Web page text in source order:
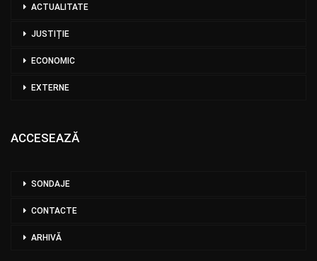
ACTUALITATE
JUSTIȚIE
ECONOMIC
EXTERNE
ACCESEAZĂ
SONDAJE
CONTACTE
ARHIVĂ